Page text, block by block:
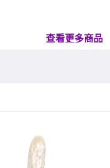
查看更多商品